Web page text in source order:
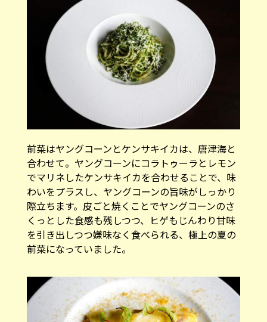
前菜はヤングコーンとケンサキイカは、唐津海と
合わせて。ヤングコーンにコラトゥーラとレモン
でマリネしたケンサキイカを合わせることで、味
わいをプラスし、ヤングコーンの旨味がしっかり
際立ちます。皮ごと焼くことでヤングコーンのさ
くっとした食感も残しつつ、ヒゲもじんわり甘味
を引き出しつつ嫌味なく食べられる、極上の夏の
前菜になっていました。